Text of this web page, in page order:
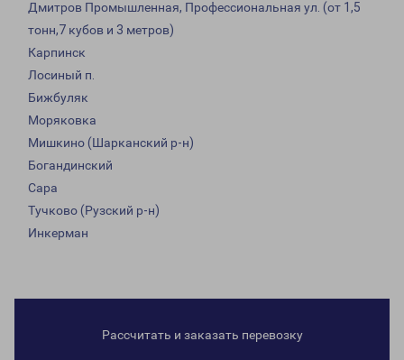
Дмитров Промышленная, Профессиональная ул. (от 1,5
тонн,7 кубов и 3 метров)
Карпинск
Лосиный п.
Бижбуляк
Моряковка
Мишкино (Шарканский р-н)
Богандинский
Сара
Тучково (Рузский р-н)
Инкерман
Рассчитать и заказать перевозку